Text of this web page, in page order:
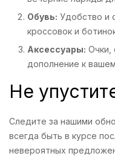
Обувь: Удобство и
кроссовок и
Аксессуары: Очки,
дополнение к
Не
Следите за нашими
всегда быть в курсе
невероятных